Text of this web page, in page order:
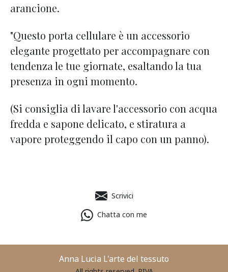
arancione.
"Questo porta cellulare è un accessorio
elegante progettato per accompagnare con
tendenza le tue giornate, esaltando la tua
presenza in ogni momento.
(Si consiglia di lavare l'accessorio con acqua
fredda e sapone delicato, e stiratura a
vapore proteggendo il capo con un panno).
Scrivici
Chatta con me
Anna Lucia L'arte del tessuto